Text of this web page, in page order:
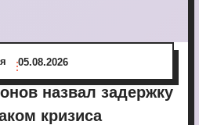
05.08.2026
назвал задержку
кризиса